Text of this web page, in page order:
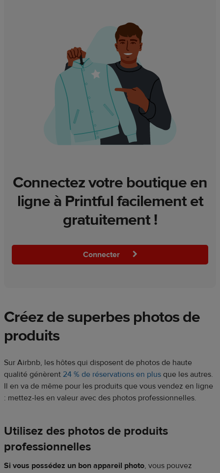
Connectez votre boutique en
ligne à Printful facilement et
gratuitement !
Connecter
Créez de superbes photos de
produits
Sur Airbnb, les hôtes qui disposent de photos de haute
qualité génèrent 24 % de réservations en plus que les autres.
Il en va de même pour les produits que vous vendez en ligne
: mettez-les en valeur avec des photos professionnelles.
Utilisez des photos de produits
professionnelles
Si vous possédez un bon appareil photo, vous pouvez